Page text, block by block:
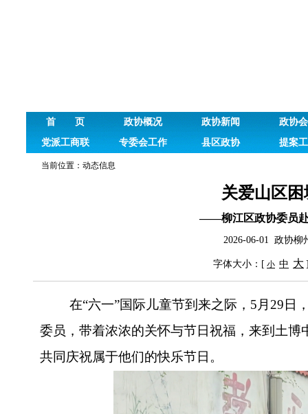
首 页 政协概况 政协新闻
政协
党派工商联
专委会工作 县区政协 提案
当前位置： 动态信息
关爱山区
——柳江区政协委员赴
2026-06-01 政协
字体大小：[ 小 中 大
在“六一”国际儿童节到来之际， 5 月 29 日
委员，带着浓浓的关怀与节日祝福，来到土博
共同庆祝属于他们的快乐节日。